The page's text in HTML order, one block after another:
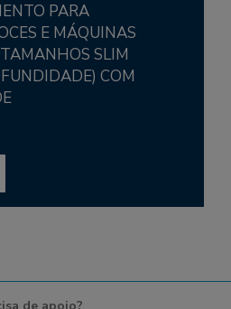
E MÁQUINAS
SLIM
COM